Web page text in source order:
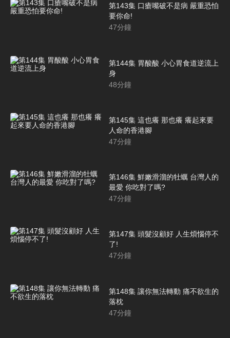
第143集 口瘡嘴破不是病 嚴重恐怕
要你命!
47分鐘
第144集 胃酸酸 小心胃食道逆流上
身
48分鐘
第145集 這也癢 那也癢 癢起來要
人命的香港腳
47分鐘
第146集 鮮嫩滑溜的牡蠣 台灣人的
最愛 你吃對了嗎?
47分鐘
第147集 頭髮沒顧好 人生煩惱停不
了!
47分鐘
第148集 讓你無法轉動 痛不欲生的
落枕
47分鐘